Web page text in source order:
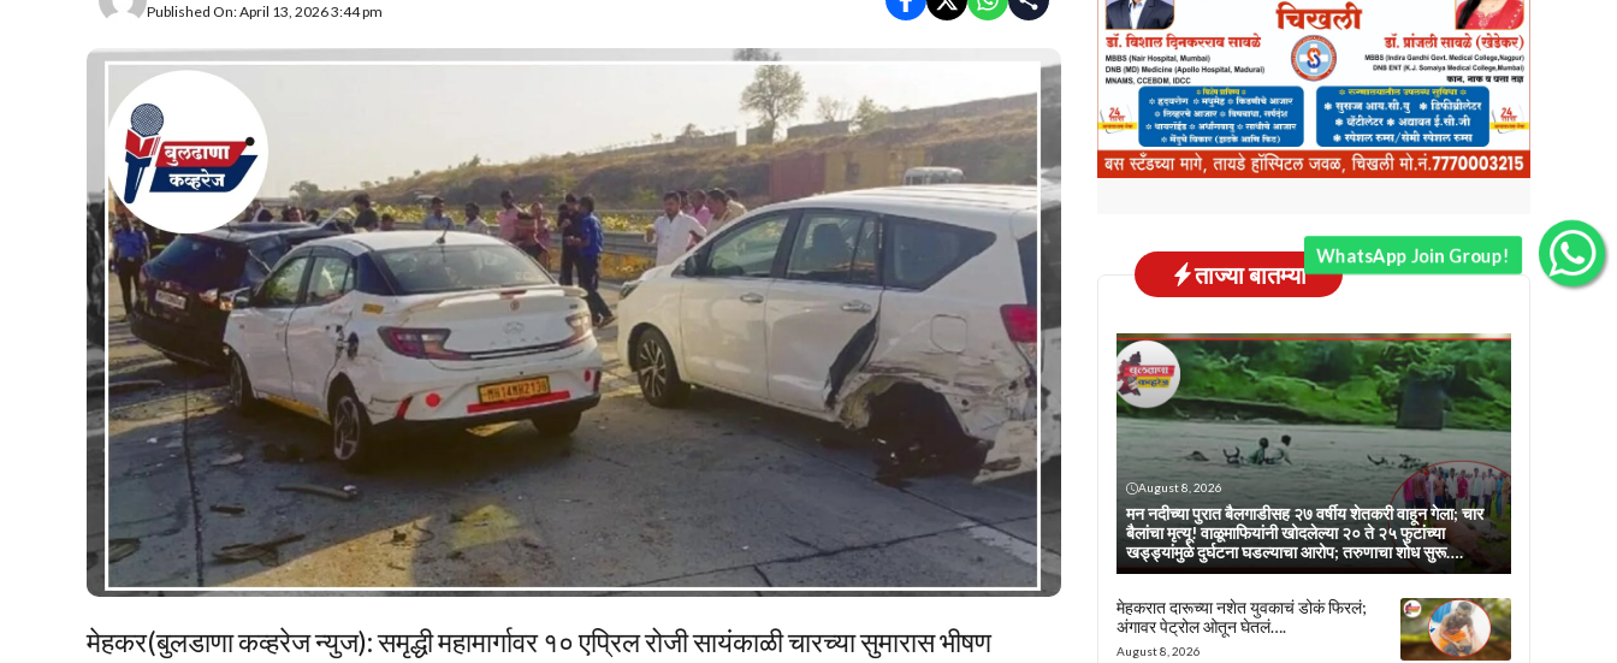
Published On: April 13, 2026 3:44 pm
मेहकर(बुलडाणा कव्हरेज न्युज): समृद्धी महामार्गावर १० एप्रिल रोजी सायंकाळी चारच्या सुमारास भीषण
ताज्या बातम्या
August 8, 2026
मन नदीच्या पुरात बैलगाडीसह २७ वर्षीय शेतकरी वाहून गेला; चार
बैलांचा मृत्यू! वाळूमाफियांनी खोदलेल्या २० ते २५ फुटांच्या
खड्ड्यांमुळे दुर्घटना घडल्याचा आरोप; तरुणाचा शोध सुरू….
मेहकरात दारूच्या नशेत युवकाचं डोकं फिरलं;
अंगावर पेट्रोल ओतून घेतलं….
August 8, 2026
WhatsApp Join Group!